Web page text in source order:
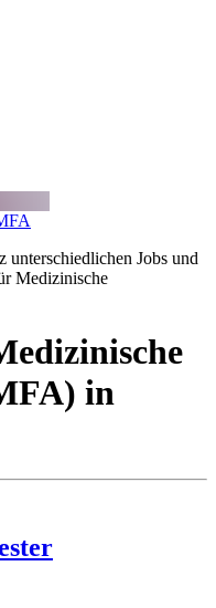
Jobs und
Medizinische
in